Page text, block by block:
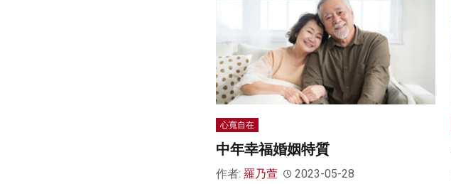
心寬自在
中年幸福婚姻特質
作者: 羅乃萱 2023-05-28